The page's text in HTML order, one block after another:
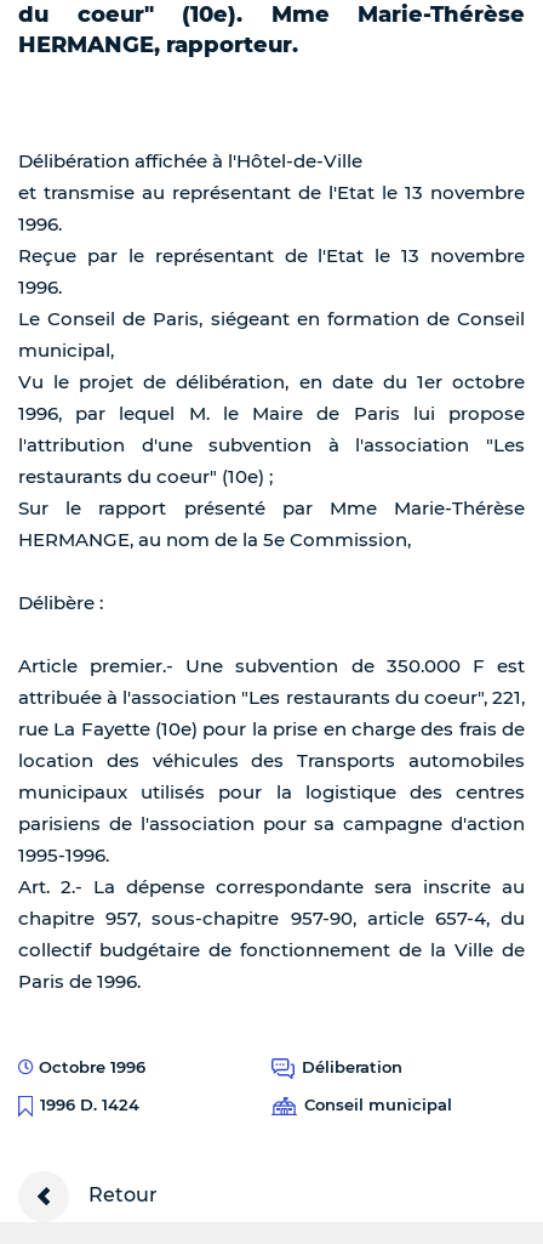
du coeur" (10e). Mme Marie-Thérèse
HERMANGE, rapporteur.
Délibération affichée à l'Hôtel-de-Ville
et transmise au représentant de l'Etat le 13 novembre
1996.
Reçue par le représentant de l'Etat le 13 novembre
1996.
Le Conseil de Paris, siégeant en formation de Conseil
municipal,
Vu le projet de délibération, en date du 1er octobre
1996, par lequel M. le Maire de Paris lui propose
l'attribution d'une subvention à l'association "Les
restaurants du coeur" (10e) ;
Sur le rapport présenté par Mme Marie-Thérèse
HERMANGE, au nom de la 5e Commission,
Délibère :
Article premier.- Une subvention de 350.000 F est
attribuée à l'association "Les restaurants du coeur", 221,
rue La Fayette (10e) pour la prise en charge des frais de
location des véhicules des Transports automobiles
municipaux utilisés pour la logistique des centres
parisiens de l'association pour sa campagne d'action
1995-1996.
Art. 2.- La dépense correspondante sera inscrite au
chapitre 957, sous-chapitre 957-90, article 657-4, du
collectif budgétaire de fonctionnement de la Ville de
Paris de 1996.
Octobre 1996
Déliberation
1996 D. 1424
Conseil municipal
Retour